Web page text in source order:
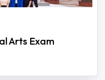
Arts Exam